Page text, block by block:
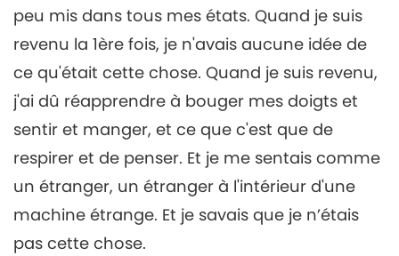
peu mis dans tous mes états. Quand je suis
revenu la 1ère fois, je n'avais aucune idée de
ce qu'était cette chose. Quand je suis revenu,
j'ai dû réapprendre à bouger mes doigts et
sentir et manger, et ce que c'est que de
respirer et de penser. Et je me sentais comme
un étranger, un étranger à l'intérieur d'une
machine étrange. Et je savais que je n’étais
pas cette chose.